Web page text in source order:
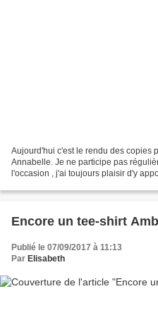
Aujourd'hui c'est le rendu des copies
Annabelle. Je ne participe pas
l'occasion , j'ai toujours plaisir d'y
Encore un tee-shirt
Publié le 07/09/2017 à 11:13
Par Elisabeth